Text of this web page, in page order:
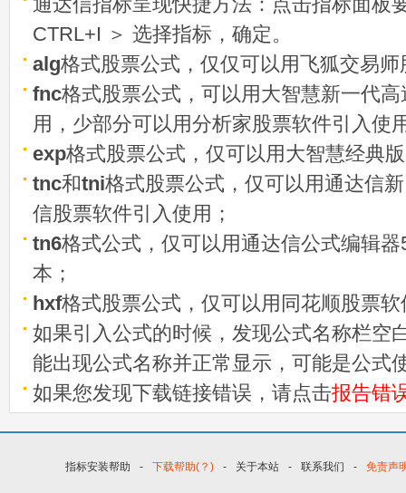
CTRL+I ＞ 选择指标，确定。
alg格式股票公式，仅仅可以用飞狐交易
fnc格式股票公式，可以用大智慧新一代
用，少部分可以用分析家股票软件引入使
exp格式股票公式，仅可以用大智慧经典
tnc和tni格式股票公式，仅可以用通达信
信股票软件引入使用；
tn6格式公式，仅可以用通达信公式编辑
本；
hxf格式股票公式，仅可以用同花顺股票
如果引入公式的时候，发现公式名称栏空
能出现公式名称并正常显示，可能是公式
如果您发现下载链接错误，请点击报告错
指标安装帮助 - 下载帮助(？) - 关于本站 - 联系我们 - 免责声